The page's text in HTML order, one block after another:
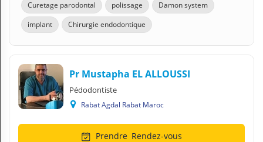
Curetage parodontal polissage
Damon system
implant
Chirurgie endodontique
Pr Mustapha EL ALLOUSSI
Pédodontiste
Rabat Agdal Rabat Maroc
Prendre Rendez-vous